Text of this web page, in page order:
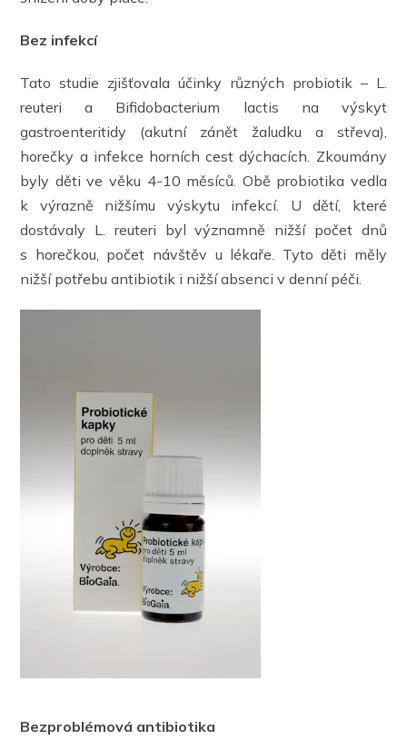
Bez infekcí
Tato studie zjišťovala účinky různých probiotik – L.
reuteri a Bifidobacterium lactis na výskyt
gastroenteritidy (akutní zánět žaludku a střeva),
horečky a infekce horních cest dýchacích. Zkoumány
byly děti ve věku 4-10 měsíců. Obě probiotika vedla
k výrazně nižšímu výskytu infekcí. U dětí, které
dostávaly L. reuteri byl významně nižší počet dnů
s horečkou, počet návštěv u lékaře. Tyto děti měly
nižší potřebu antibiotik i nižší absenci v denní péči.
Bezproblémová antibiotika